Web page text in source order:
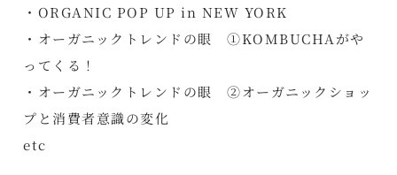
・ORGANIC POP UP in NEW YORK
・オーガニックトレンドの眼 ①KOMBUCHAがや
ってくる！
・オーガニックトレンドの眼 ②オーガニックショッ
プと消費者意識の変化
etc